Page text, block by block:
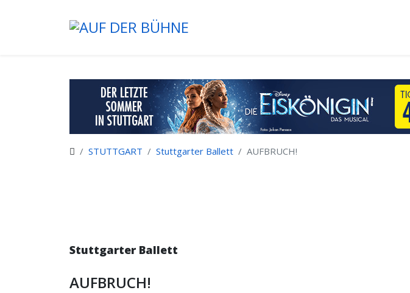
STUTTGART Stuttgarter Ballett AUFBRUCH!
Stuttgarter Ballett
AUFBRUCH!